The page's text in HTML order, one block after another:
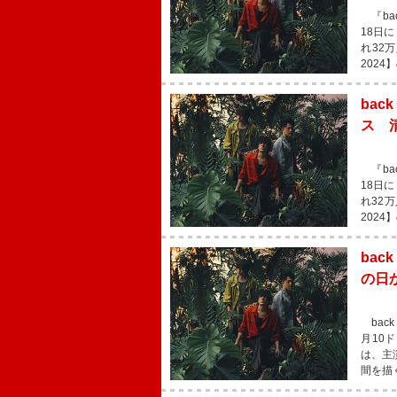
『
18日
れ32
2024
ス
『
18日
れ32
2024
の日
back
月10
は、主
間を描